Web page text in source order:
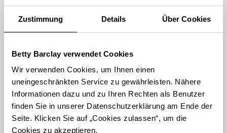
Zustimmung Details Über Cookies
Betty Barclay verwendet Cookies
Wir verwenden Cookies, um Ihnen einen
uneingeschränkten Service zu gewährleisten. Nähere
Informationen dazu und zu Ihren Rechten als Benutzer
finden Sie in unserer Datenschutzerklärung am Ende der
Seite. Klicken Sie auf „Cookies zulassen“, um die
Cookies zu akzeptieren.
Store Landing-Page
Route berechnen
STORE FINDEN